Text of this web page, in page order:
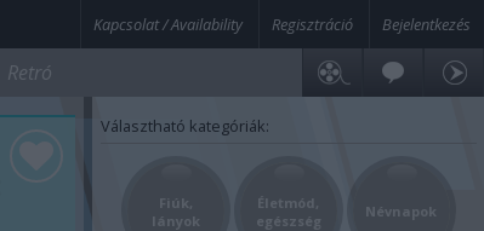
Kapcsolat / Availability Regisztráció Bejelentkezés
Retró
Választható kategóriák:
Fiúk,
lányok
Életmód,
egészség
Névnapok